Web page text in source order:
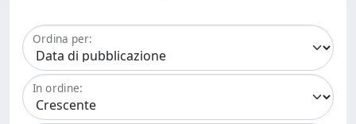
Ordina per:
In ordine: